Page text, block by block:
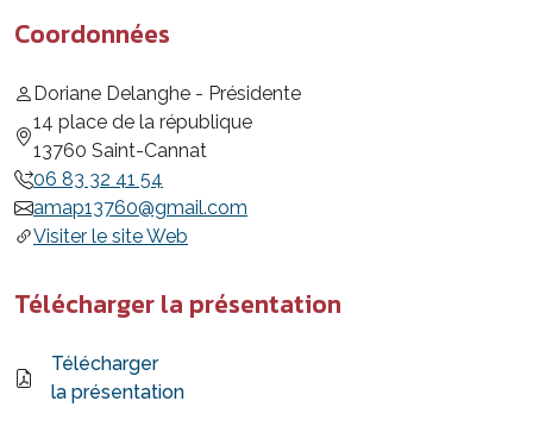
Coordonnées
Doriane Delanghe - Présidente
14 place de la république
13760 Saint-Cannat
06 83 32 41 54
amap13760@gmail.com
Visiter le site Web
Télécharger la présentation
Télécharger
la présentation